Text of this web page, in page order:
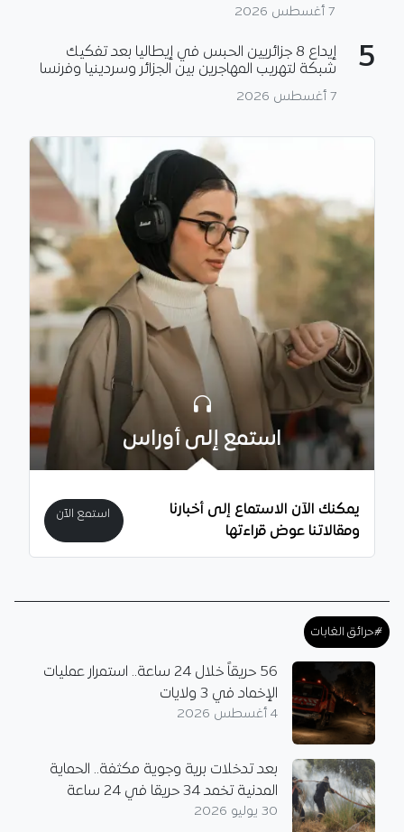
7 أغسطس 2026
5
إيداع 8 جزائريين الحبس في إيطاليا بعد تفكيك
شبكة لتهريب المهاجرين بين الجزائر وسردينيا وفرنسا
7 أغسطس 2026
استمع إلى أوراس
يمكنك الآن الاستماع إلى أخبارنا
ومقالاتنا عوض قراءتها
استمع الآن
#حرائق الغابات
56 حريقاً خلال 24 ساعة.. استمرار عمليات
الإخماد في 3 ولايات
4 أغسطس 2026
بعد تدخلات برية وجوية مكثفة.. الحماية
المدنية تخمد 34 حريقا في 24 ساعة
30 يوليو 2026